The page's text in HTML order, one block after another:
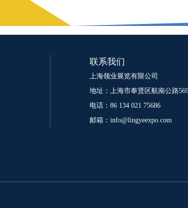
联系我们
上海领业展览有限公司
地址：上海市奉贤区航南公路
电话：86 134 021 75686
邮箱：info@lingyeexpo.com